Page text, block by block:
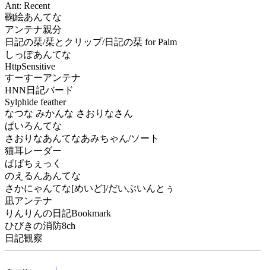
Ant: Recent
鞠絵あんてな
アンテナ親分
日記の栞/栞とクリップ/日記の栞 for Palm
しっぽあんてな
HttpSensitive
すーすーアンテナ
HNN日記バード
Sylphide feather
なつな みかんな さおりなさん
ぱいろんてな
さおりなあんてなあみちゃん/ソート
猫耳レーダー
ぱぱちぇっく
のえるんあんてな
さかにゃんてな[めいど]/だいぶいんとぅ
凪アンテナ
りんりんの日記Bookmark
ひびきの消防8ch
日記観察